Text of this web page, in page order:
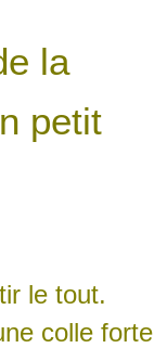
la
petit
le tout.
colle forte